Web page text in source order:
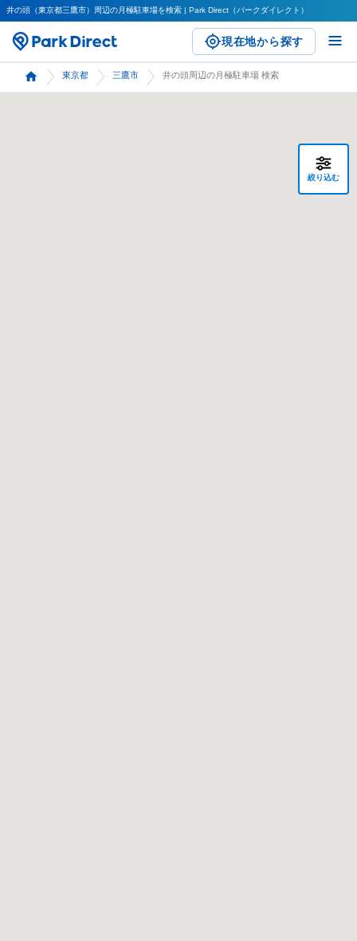
井の頭（東京都三鷹市）周辺の月極駐車場を検索 | Park Direct（パークダイレクト）
現在地から探す
東京都 三鷹市 井の頭周辺の月極駐車場 検索
絞り込む